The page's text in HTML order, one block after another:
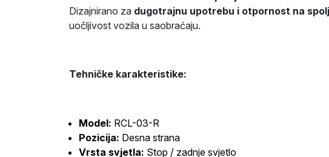
Dizajnirano za dugotrajnu upotrebu i otpornost na
uočljivost vozila u saobraćaju.
Tehničke karakteristike:
Model: RCL-03-R
Pozicija: Desna strana
Vrsta svjetla: Stop / zadnje svjetlo